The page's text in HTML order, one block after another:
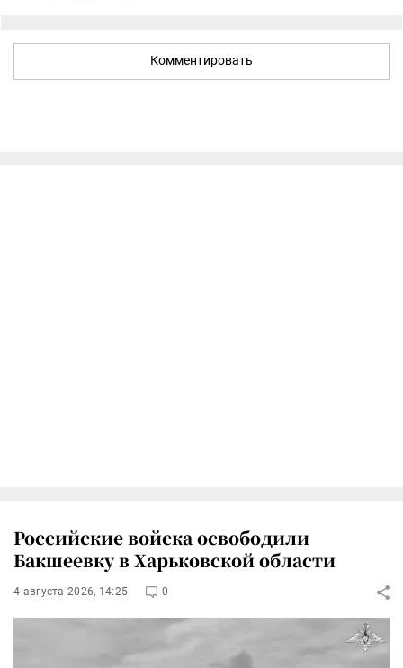
Комментировать
Российские войска освободили
Бакшеевку в Харьковской области
4 августа 2026, 14:25 0